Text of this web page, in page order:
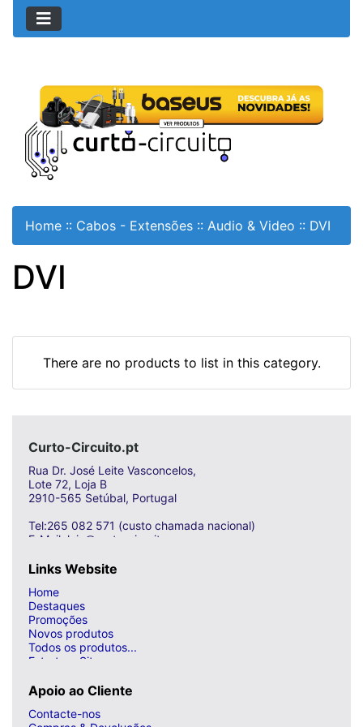
Home :: Cabos - Extensões :: Audio & Video :: DVI
DVI
There are no products to list in this category.
Curto-Circuito.pt
Rua Dr. José Leite Vasconcelos,
Lote 72, Loja B
2910-565 Setúbal, Portugal
Tel:265 082 571 (custo chamada nacional)
E-Mail: loja@curto-circuito.com
Links Website
Home
Destaques
Promoções
Novos produtos
Todos os produtos...
Estrutura Site
Apoio ao Cliente
Contacte-nos